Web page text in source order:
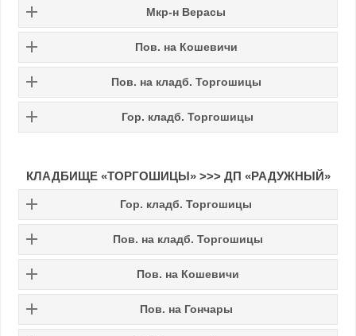
Мкр-н Верасы
Пов. на Кошевичи
Пов. на кладб. Торгошицы
Гор. кладб. Торгошицы
КЛАДБИЩЕ «ТОРГОШИЦЫ» >>>ДП «РАДУЖНЫЙ»
Гор. кладб. Торгошицы
Пов. на кладб. Торгошицы
Пов. на Кошевичи
Пов. на Гончары